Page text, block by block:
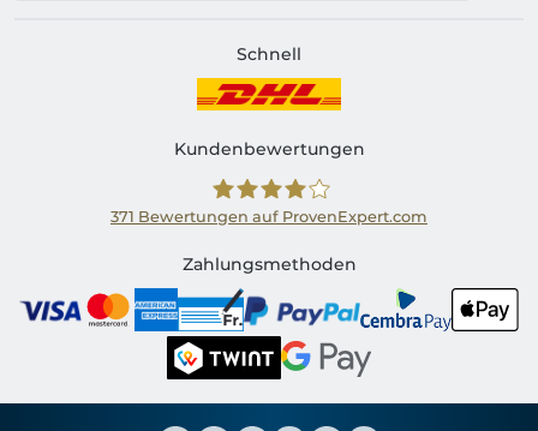
Schnell
Kundenbewertungen
Shirtinator CH
371 Bewertungen auf ProvenExpert.com
Zahlungsmethoden